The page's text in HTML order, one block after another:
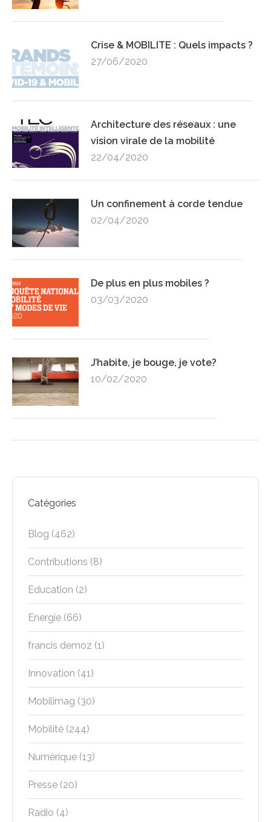
Crise & MOBILITE : Quels impacts ?
27/06/2020
Architecture des réseaux : une
vision virale de la mobilité
22/04/2020
Un confinement à corde tendue
02/04/2020
De plus en plus mobiles ?
03/03/2020
J’habite, je bouge, je vote?
10/02/2020
Catégories
Blog (462)
Contributions (8)
Education (2)
Energie (66)
francis demoz (1)
Innovation (41)
Mobilimag (30)
Mobilité (244)
Numérique (13)
Presse (20)
Radio (4)